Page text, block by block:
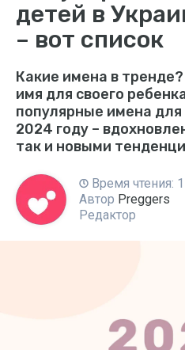
детей в
– вот список
Какие имена в
имя для своего
популярные имена для
2024 году –
так и новыми
Время чтения:
Автор Preggers
Редактор